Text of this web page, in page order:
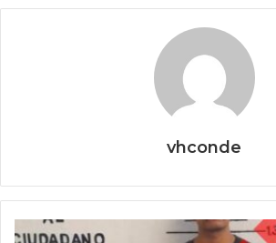
vhconde